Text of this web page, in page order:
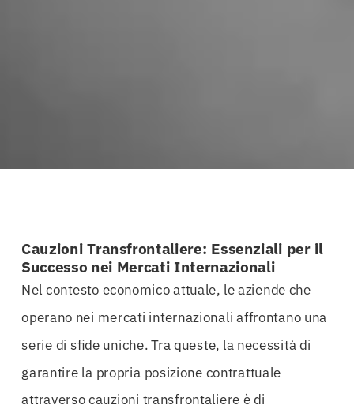
Cauzioni Transfrontaliere: Essenziali per il
Successo nei Mercati Internazionali
Nel contesto economico attuale, le aziende che
operano nei mercati internazionali affrontano una
serie di sfide uniche. Tra queste, la necessità di
garantire la propria posizione contrattuale
attraverso cauzioni transfrontaliere è di